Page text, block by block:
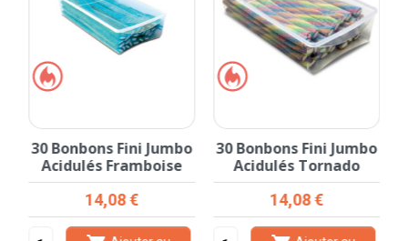
30 Bonbons Fini Jumbo
Acidulés Framboise
Prix
14,08 €
30 Bonbons Fini Jumbo
Acidulés Tornado
Prix
14,08 €